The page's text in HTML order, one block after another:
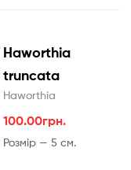
Haworthia
truncata
Haworthia
100.00грн.
Розмір — 5 см.